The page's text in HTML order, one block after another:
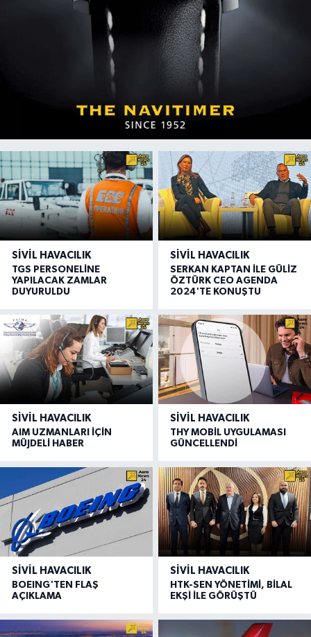
SIVIL HAVACILIK
TGS PERSONELİNE
YAPILACAK ZAMLAR
DUYURULDU
SIVIL HAVACILIK
SERKAN KAPTAN İLE GÜLİZ
ÖZTÜRK CEO AGENDA
2024'TE KONUŞTU
SIVIL HAVACILIK
AIM UZMANLARI İÇİN
MÜJDELİ HABER
SIVIL HAVACILIK
THY MOBİL UYGULAMASI
GÜNCELLENDİ
SIVIL HAVACILIK
BOEING'TEN FLAŞ
AÇIKLAMA
SIVIL HAVACILIK
HTK-SEN YÖNETİMİ, BİLAL
EKŞİ İLE GÖRÜŞTÜ